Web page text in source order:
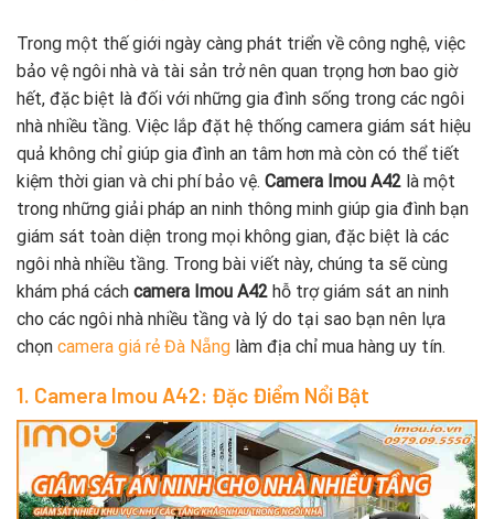
Trong một thế giới ngày càng phát triển về công nghệ, việc
bảo vệ ngôi nhà và tài sản trở nên quan trọng hơn bao giờ
hết, đặc biệt là đối với những gia đình sống trong các ngôi
nhà nhiều tầng. Việc lắp đặt hệ thống camera giám sát hiệu
quả không chỉ giúp gia đình an tâm hơn mà còn có thể tiết
kiệm thời gian và chi phí bảo vệ. Camera Imou A42 là một
trong những giải pháp an ninh thông minh giúp gia đình bạn
giám sát toàn diện trong mọi không gian, đặc biệt là các
ngôi nhà nhiều tầng. Trong bài viết này, chúng ta sẽ cùng
khám phá cách camera Imou A42 hỗ trợ giám sát an ninh
cho các ngôi nhà nhiều tầng và lý do tại sao bạn nên lựa
chọn camera giá rẻ Đà Nẵng làm địa chỉ mua hàng uy tín.
1. Camera Imou A42: Đặc Điểm Nổi Bật